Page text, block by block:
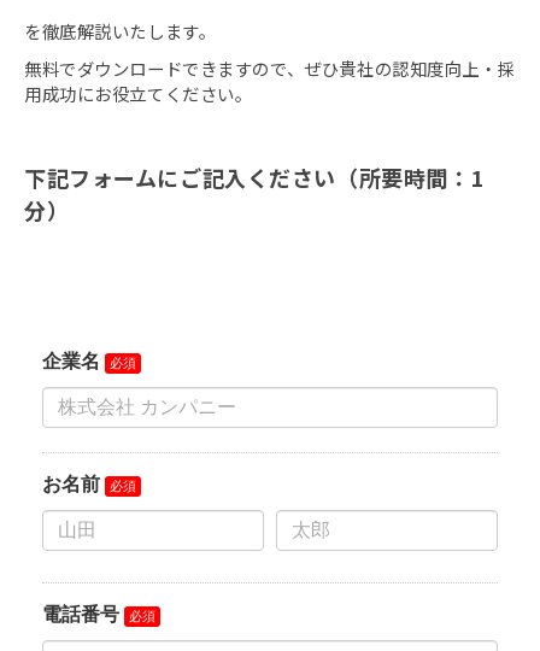
を徹底解説いたします。
無料でダウンロードできますので、ぜひ貴社の認知度向上・採
用成功にお役立てください。
下記フォームにご記入ください（所要時間：1
分）